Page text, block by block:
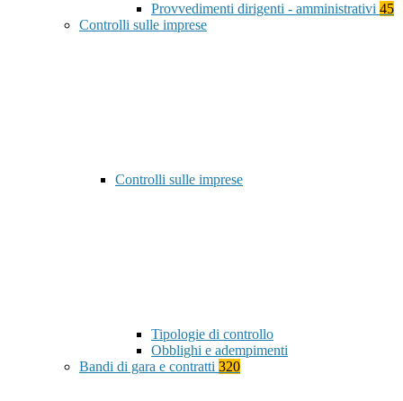
Provvedimenti dirigenti - amministrativi 45
Controlli sulle imprese
Controlli sulle imprese
Tipologie di controllo
Obblighi e adempimenti
Bandi di gara e contratti 320